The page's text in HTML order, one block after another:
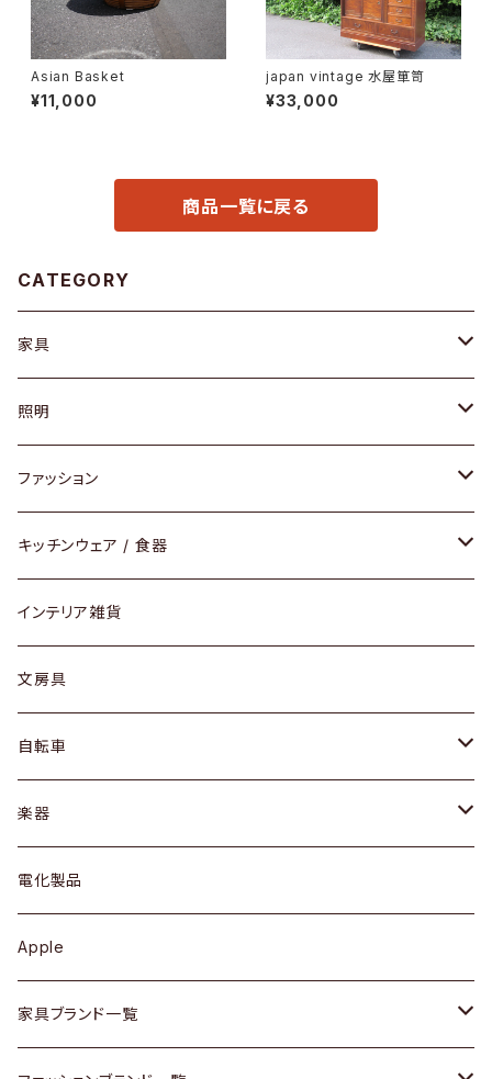
Asian Basket
¥11,000
japan vintage 水屋箪笥
¥33,000
商品一覧に戻る
CATEGORY
家具
ソファ / ベンチ
チェア / スツール
ダイニングセット / ダイニングテーブル
ローテーブル / サイドテーブル
デスク / コンソール
ドレッサー
シェルフ
キュリオケース / 飾り棚
カップボード / 食器棚
チェスト
照明
ペンダントライト
テーブルランプ / デスクスタンド
フロアライト
ファッション
アクセサリー
リング
ピアス / イヤリング
財布
バッグ
アウター
トップス
ワンピース
ボトムス
靴
キッチンウェア / 食器
グラス / タンブラー
カップ / マグ
プレート / ボウル
カトラリー
ケトル / ティーポット
鍋 / フライパン
Vintage / ヴィンテージ
インテリア雑貨
文房具
自転車
dahon
楽器
ギター
ベース
その他楽器
電化製品
Apple
家具ブランド一覧